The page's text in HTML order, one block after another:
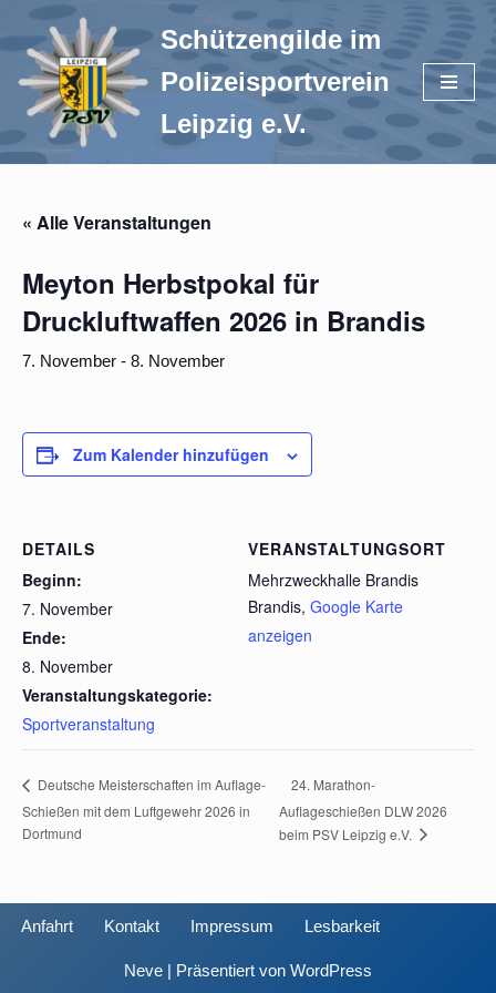
Zum
Inhalt
springen
Schützengilde im
Polizeisportverein
Leipzig e.V.
« Alle Veranstaltungen
Meyton Herbstpokal für
Druckluftwaffen 2026 in Brandis
7. November - 8. November
Zum Kalender hinzufügen
DETAILS
Beginn:
7. November
Ende:
8. November
Veranstaltungskategorie:
Sportveranstaltung
VERANSTALTUNGSORT
Mehrzweckhalle Brandis
Brandis, Google Karte
anzeigen
Deutsche Meisterschaften im Auflage-
Schießen mit dem Luftgewehr 2026 in
Dortmund
24. Marathon-
Auflageschießen DLW 2026
beim PSV Leipzig e.V.
Anfahrt Kontakt Impressum Lesbarkeit
Neve | Präsentiert von WordPress